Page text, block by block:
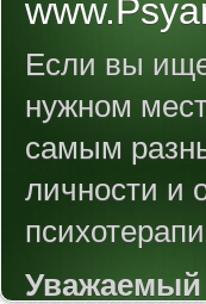
Если вы
нужном
самым
личности и
Уважаемый